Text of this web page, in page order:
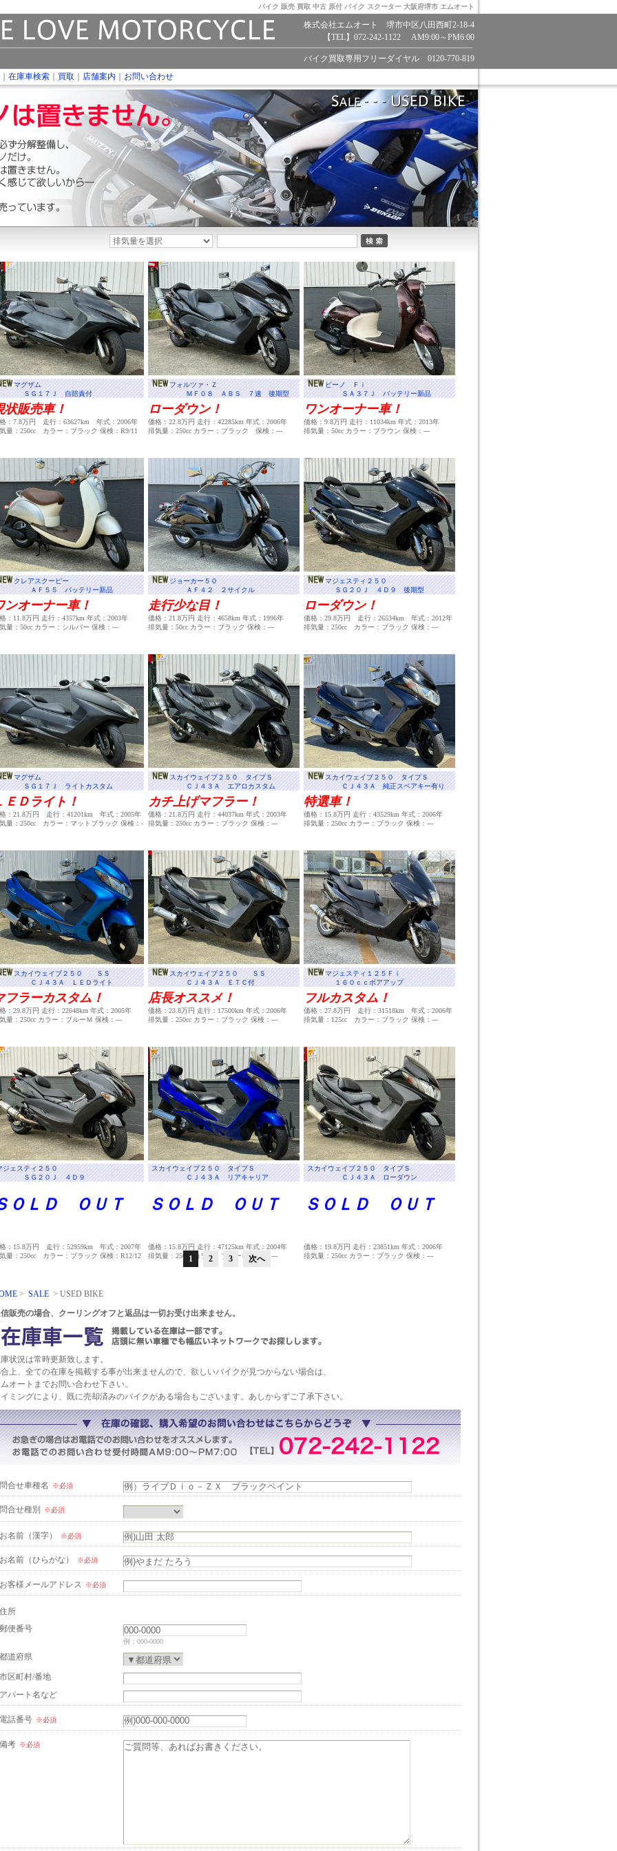
バイク 販売 買取 中古 原付 バイク スクーター 大阪府堺市 エムオート
株式会社エムオート 堺市中区八田西町2-18-4
【TEL】072-242-1122 AM9:00～PM6:00
バイク買取専用フリーダイヤル 0120-770-819
在庫車検索 買取 店舗案内 お問い合わせ
見出しテキスト
マグザム
Ｇ１７Ｊ 自賠責付
状販売車！
：7.8万円 走行：63627km 年式：2006年
量：250cc カラー：ブラック 保検：R9/11
フォルツァ・Ｚ
ＭＦ０８ ＡＢＳ ７速 後期型
ローダウン！
価格：22.8万円 走行：42285km 年式：2006年
排気量：250cc カラー：ブラック 保検：---
ビーノ Ｆｉ
ＳＡ３７Ｊ バッテリー新品
ワンオーナー車！
価格：9.8万円 走行：11034km 年式：2013年
排気量：50cc カラー：ブラウン 保検：---
クレアスクーピー
Ｆ５５ バッテリー新品
ンオーナー車！
：11.8万円 走行：4357km 年式：2003年
量：50cc カラー：シルバー 保検：---
ジョーカー５０
ＡＦ４２ ２サイクル
走行少な目！
価格：21.8万円 走行：4658km 年式：1996年
排気量：50cc カラー：ブラック 保検：---
マジェスティ２５０
ＳＧ２０Ｊ ４Ｄ９ 後期型
ローダウン！
価格：29.8万円 走行：26534km 年式：2012年
排気量：250cc カラー：ブラック 保検：---
マグザム
Ｇ１７Ｊ ライトカスタム
ＥＤライト！
：21.8万円 走行：41201km 年式：2005年
量：250cc カラー：マットブラック 保検：-
スカイウェイブ２５０ タイプＳ
ＣＪ４３Ａ エアロカスタム
カチ上げマフラー！
価格：21.8万円 走行：44037km 年式：2003年
排気量：250cc カラー：ブラック 保検：---
スカイウェイブ２５０ タイプＳ
ＣＪ４３Ａ 純正スペアキー有り
特選車！
価格：15.8万円 走行：43529km 年式：2006年
排気量：250cc カラー：ブラック 保検：---
スカイウェイブ２５０ ＳＳ
Ｊ４３Ａ ＬＥＤライト
フラーカスタム！
：29.8万円 走行：22648km 年式：2005年
量：250cc カラー：ブルーＭ 保検：---
スカイウェイブ２５０ ＳＳ
ＣＪ４３Ａ ＥＴＣ付
店長オススメ！
価格：23.8万円 走行：17500km 年式：2006年
排気量：250cc カラー：ブラック 保検：---
マジェスティ１２５Ｆｉ
１６０ｃｃボアアップ
フルカスタム！
価格：27.8万円 走行：31518km 年式：2006年
排気量：125cc カラー：ブラック 保検：---
ジェスティ２５０
Ｇ２０Ｊ ４Ｄ９
ＯＬＤ ＯＵＴ
：15.8万円 走行：52959km 年式：2007年
量：250cc カラー：ブラック 保検：R12/12
スカイウェイブ２５０ タイプＳ
ＣＪ４３Ａ リアキャリア
ＳＯＬＤ ＯＵＴ
価格：15.8万円 走行：47125km 年式：2004年
排気量：250cc カラー：ブルーＭ 保検：---
スカイウェイブ２５０ タイプＳ
ＣＪ４３Ａ ローダウン
ＳＯＬＤ ＯＵＴ
価格：19.8万円 走行：23851km 年式：2006年
排気量：250cc カラー：ブラック 保検：---
1 2 3 次へ
> SALE > USED BIKE
販売の場合、クーリングオフと返品は一切お受け出来ません。
状況は常時更新致します。
上、全ての在庫を掲載する事が出来ませんので、欲しいバイクが見つからない場合は、
オートまでお問い合わせ下さい。
ミングにより、既に売却済みのバイクがある場合もございます。あしからずご了承下さい。
問合せ車種名 ※必須
問合せ種別 ※必須
お名前（漢字） ※必須
お名前（ひらがな） ※必須
お客様メールアドレス ※必須
住所
郵便番号
例：000-0000
都道府県
市区町村/番地
アパート名など
電話番号 ※必須
備考 ※必須